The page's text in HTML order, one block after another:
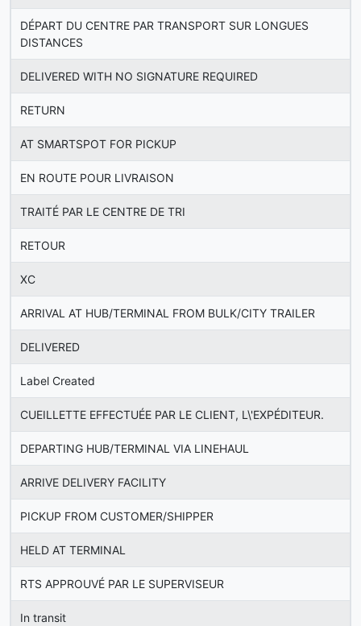
DÉPART DU CENTRE PAR TRANSPORT SUR LONGUES
DISTANCES
DELIVERED WITH NO SIGNATURE REQUIRED
RETURN
AT SMARTSPOT FOR PICKUP
EN ROUTE POUR LIVRAISON
TRAITÉ PAR LE CENTRE DE TRI
RETOUR
XC
ARRIVAL AT HUB/TERMINAL FROM BULK/CITY TRAILER
DELIVERED
Label Created
CUEILLETTE EFFECTUÉE PAR LE CLIENT, L\'EXPÉDITEUR.
DEPARTING HUB/TERMINAL VIA LINEHAUL
ARRIVE DELIVERY FACILITY
PICKUP FROM CUSTOMER/SHIPPER
HELD AT TERMINAL
RTS APPROUVÉ PAR LE SUPERVISEUR
In transit